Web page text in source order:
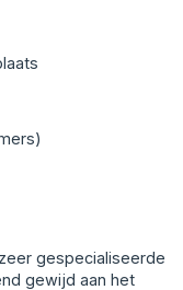
gespecialiseerde
gewijd aan het